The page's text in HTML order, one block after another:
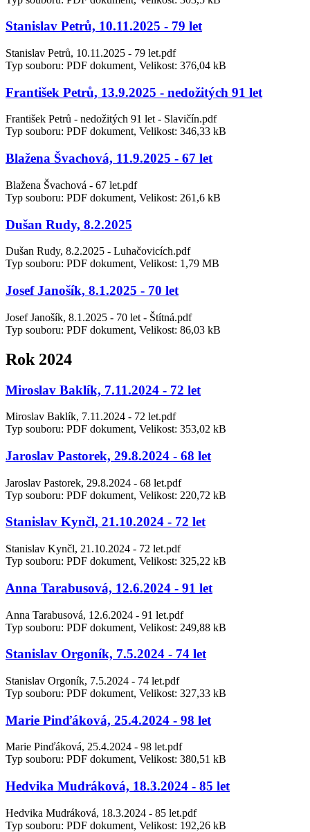
Stanislav Petrů, 10.11.2025 - 79 let
Stanislav Petrů, 10.11.2025 - 79 let.pdf
Typ souboru: PDF dokument, Velikost: 376,04 kB
František Petrů, 13.9.2025 - nedožitých 91 let
František Petrů - nedožitých 91 let - Slavičín.pdf
Typ souboru: PDF dokument, Velikost: 346,33 kB
Blažena Švachová, 11.9.2025 - 67 let
Blažena Švachová - 67 let.pdf
Typ souboru: PDF dokument, Velikost: 261,6 kB
Dušan Rudy, 8.2.2025
Dušan Rudy, 8.2.2025 - Luhačovicích.pdf
Typ souboru: PDF dokument, Velikost: 1,79 MB
Josef Janošík, 8.1.2025 - 70 let
Josef Janošík, 8.1.2025 - 70 let - Štítná.pdf
Typ souboru: PDF dokument, Velikost: 86,03 kB
Rok 2024
Miroslav Baklík, 7.11.2024 - 72 let
Miroslav Baklík, 7.11.2024 - 72 let.pdf
Typ souboru: PDF dokument, Velikost: 353,02 kB
Jaroslav Pastorek, 29.8.2024 - 68 let
Jaroslav Pastorek, 29.8.2024 - 68 let.pdf
Typ souboru: PDF dokument, Velikost: 220,72 kB
Stanislav Kynčl, 21.10.2024 - 72 let
Stanislav Kynčl, 21.10.2024 - 72 let.pdf
Typ souboru: PDF dokument, Velikost: 325,22 kB
Anna Tarabusová, 12.6.2024 - 91 let
Anna Tarabusová, 12.6.2024 - 91 let.pdf
Typ souboru: PDF dokument, Velikost: 249,88 kB
Stanislav Orgoník, 7.5.2024 - 74 let
Stanislav Orgoník, 7.5.2024 - 74 let.pdf
Typ souboru: PDF dokument, Velikost: 327,33 kB
Marie Pinďáková, 25.4.2024 - 98 let
Marie Pinďáková, 25.4.2024 - 98 let.pdf
Typ souboru: PDF dokument, Velikost: 380,51 kB
Hedvika Mudráková, 18.3.2024 - 85 let
Hedvika Mudráková, 18.3.2024 - 85 let.pdf
Typ souboru: PDF dokument, Velikost: 192,26 kB